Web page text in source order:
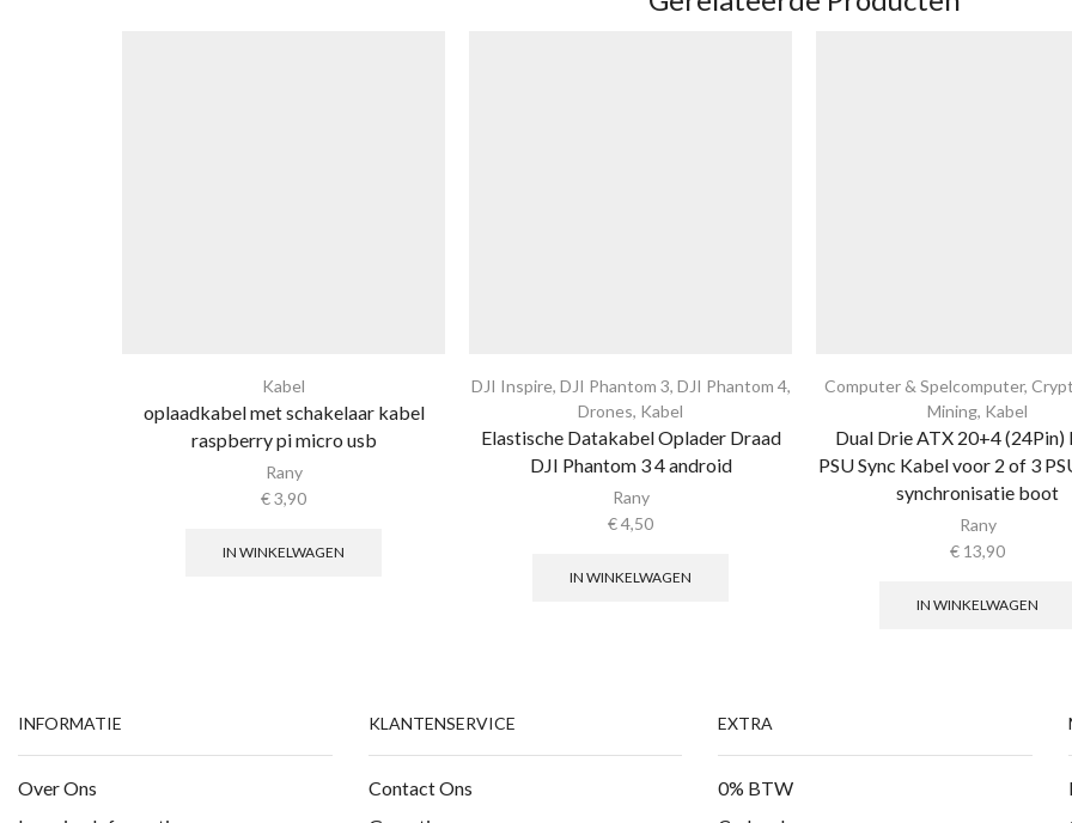
Kabel
oplaadkabel met schakelaar kabel
raspberry pi micro usb
Rany
€3,90
IN WINKELWAGEN
DJI Inspire, DJI Phantom 3, DJI Phantom 4,
Drones, Kabel
Elastische Datakabel Oplader Draad
DJI Phantom 3 4 android
Rany
€4,50
IN WINKELWAGEN
Computer & Spelcomputer,
Mining, Kabel
Dual Drie ATX 20+4 (24Pin)
PSU Sync Kabel voor 2 of 3
synchronisatie boot
Rany
€ 13,90
IN WINKELWAGEN
INFORMATIE
Over Ons
KLANTENSERVICE
Contact Ons
EXTRA
0% BTW